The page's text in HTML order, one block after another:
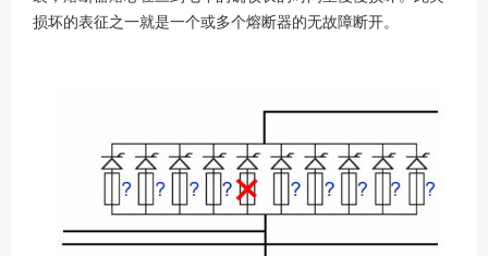
损坏的表征之一就是一个或多个熔断器的无故障断开。